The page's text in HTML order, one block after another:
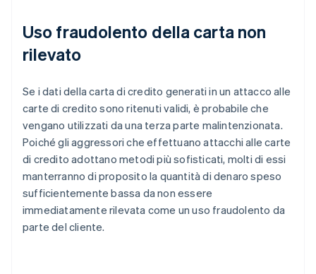
Uso fraudolento della carta non
rilevato
Se i dati della carta di credito generati in un attacco alle
carte di credito sono ritenuti validi, è probabile che
vengano utilizzati da una terza parte malintenzionata.
Poiché gli aggressori che effettuano attacchi alle carte
di credito adottano metodi più sofisticati, molti di essi
manterranno di proposito la quantità di denaro speso
sufficientemente bassa da non essere
immediatamente rilevata come un uso fraudolento da
parte del cliente.